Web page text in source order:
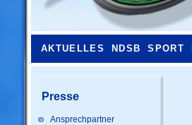
AKTUELLES NDSB SPORT
Presse
Ansprechpartner